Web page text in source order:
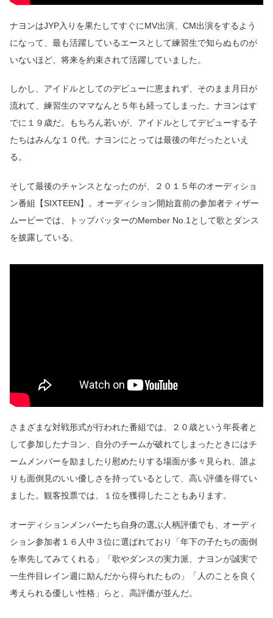
ナヨンはJYP入りを果たしてすぐにMV出演、CM出演をするよう
になって、最も活躍しているエースとして練習生で知らぬものが
いないほど、将来を約束されて活躍していました。
しかし、アイドルとしてのデビューに恵まれず、そのまま月日が
流れて、練習生のママなんと５年も経ってしまった。ナヨンはす
でに１９歳だ。もちろん若いが、アイドルとしてデビューする子
たちはみんな１０代。ナヨンにとっては最後の年だったといえ
る。
そして最後のチャンスとなったのが、２０１５年のオーディショ
ン番組【SIXTEEN】。オーディション開始直前の参加者ティザー
ムービーでは、トップバッターのMember No.1として歌とダンス
を披露している。
さまざまな対戦形式が行われた番組では、２０歳という年長者と
して参加したナヨン、自分のチームが破れてしまったときにはチ
ームメンバーを励ましたり慰めたりする場面が多々見られ、誰よ
りも面倒見のいい優しさを持っているとして、高い評価を得てい
ました。観客投票では、１位を獲得したこともあります。
オーディションメンバーたち自身の選ぶ人柄評価でも、オーディ
ション参加者１６人中３位に選ばれており「年下の子たちの面倒
を率先してみてくれる」「歌やダンスの実力派、ナヨンが誠実で
一生件目レイン週に励んだから得られたもの」「人のことを良く
考えられる優しい性格」らと、高評価が並んだ。